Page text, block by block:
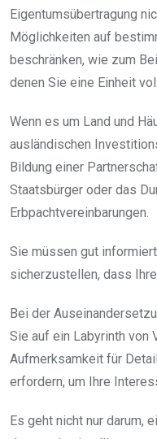
Eigentumsübertragung
Möglichkeiten auf
beschränken, wie zum
denen Sie eine Einheit
Wenn es um Land und
ausländischen
Bildung einer
Staatsbürger oder das
Erbpachtvereinbarungen.
Sie müssen gut
sicherzustellen, dass
Bei der
Sie auf ein Labyrinth von
Aufmerksamkeit für
erfordern, um Ihre
Es geht nicht nur darum,